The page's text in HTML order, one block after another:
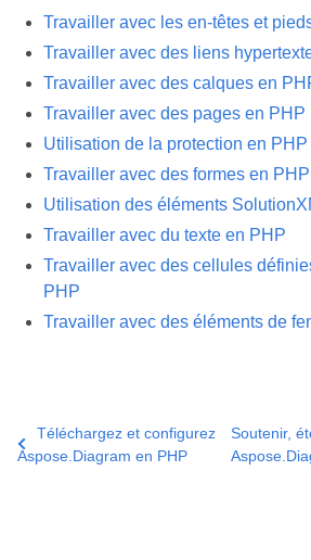
Travailler avec les en-têtes et
Travailler avec des liens
Travailler avec des calques en
Travailler avec des pages en PHP
Utilisation de la protection en PHP
Travailler avec des formes en PHP
Utilisation des éléments
Travailler avec du texte en PHP
Travailler avec des cellules
PHP
Travailler avec des éléments de
Téléchargez et configurez
Aspose.Diagram en PHP
Soutenir,